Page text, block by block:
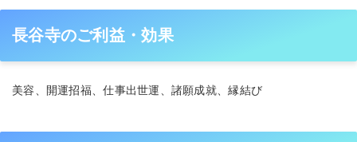
長谷寺のご利益・効果
美容、開運招福、仕事出世運、諸願成就、縁結び